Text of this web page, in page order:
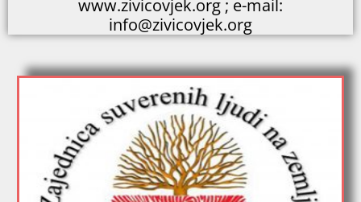
www.zivicovjek.org ; e-mail:
info@zivicovjek.org